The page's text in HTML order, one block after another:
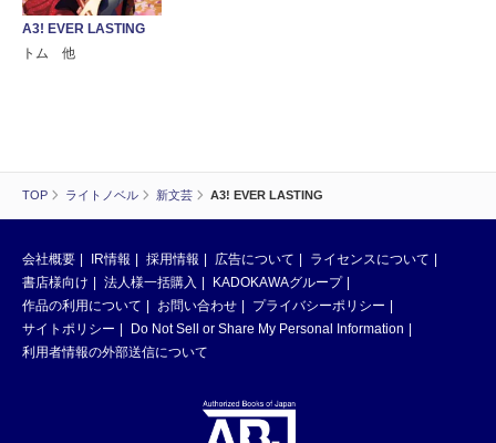
TOP ライトノベル 新文芸 A3! EVER LASTING
A3! EVER LASTING
トム 他
会社概要 IR情報 採用情報 広告について
ライセンスについて
書店様向け
法人様一括購入
KADOKAWAグループ
作品の利用について
お問い合わせ
プライバシーポリシー
サイトポリシー
Do Not Sell or Share My Personal Information
利用者情報の外部送信について